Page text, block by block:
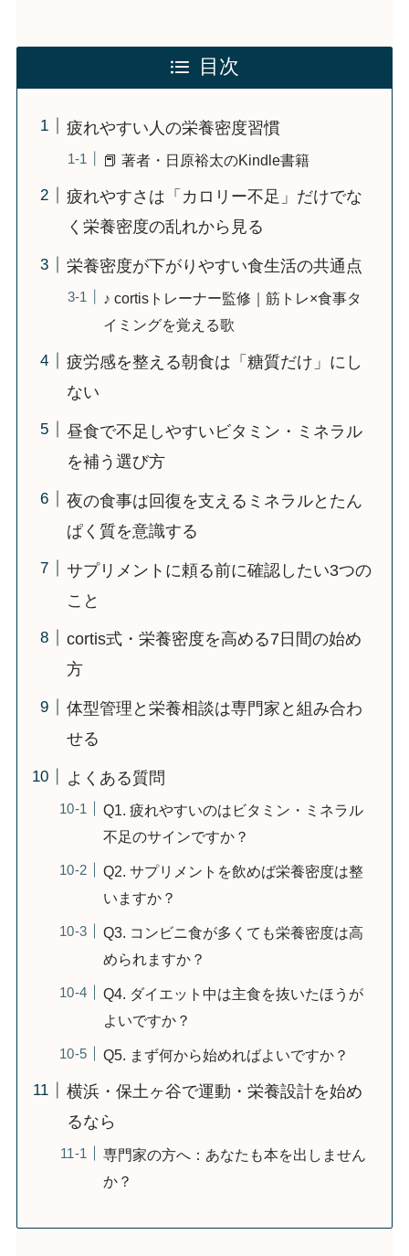
目次
疲れやすい人の栄養密度習慣
📕 著者・日原裕太のKindle書籍
疲れやすさは「カロリー不足」だけでな
く栄養密度の乱れから見る
栄養密度が下がりやすい食生活の共通点
♪ cortisトレーナー監修｜筋トレ×食事タ
イミングを覚える歌
疲労感を整える朝食は「糖質だけ」にし
ない
昼食で不足しやすいビタミン・ミネラル
を補う選び方
夜の食事は回復を支えるミネラルとたん
ぱく質を意識する
サプリメントに頼る前に確認したい3つの
こと
cortis式・栄養密度を高める7日間の始め
方
体型管理と栄養相談は専門家と組み合わ
せる
よくある質問
Q1. 疲れやすいのはビタミン・ミネラル
不足のサインですか？
Q2. サプリメントを飲めば栄養密度は整
いますか？
Q3. コンビニ食が多くても栄養密度は高
められますか？
Q4. ダイエット中は主食を抜いたほうが
よいですか？
Q5. まず何から始めればよいですか？
横浜・保土ヶ谷で運動・栄養設計を始め
るなら
専門家の方へ：あなたも本を出しません
か？